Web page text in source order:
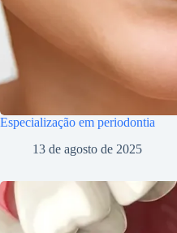
Especialização em periodontia
13 de agosto de 2025